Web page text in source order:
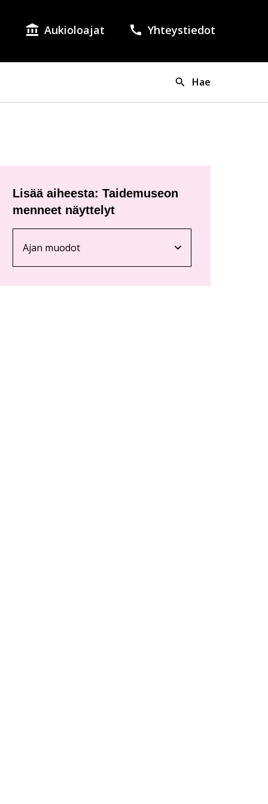
on valittuna suomi.
as the language of the page.
Aukioloajat Yhteystiedot
Hae
Lisää aiheesta: Taidemuseon
menneet näyttelyt
Nykyinen sivu
Ajan muodot
Klikkaa käyttääksesi valikkoa